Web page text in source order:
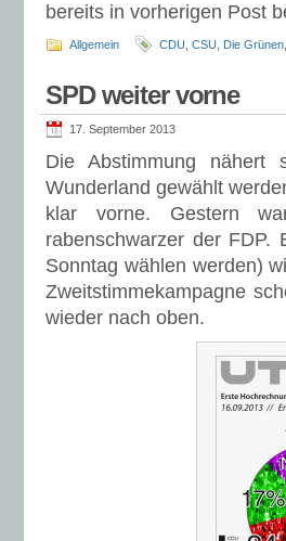
bereits in vorherigen Post
Allgemein CDU CSU Die Grünen
SPD weiter vorne
17. September 2013
Die Abstimmung
Wunderland gewählt
klar vorne. Gestern
rabenschwarzer der FDP.
Sonntag wählen werden)
Zweitstimmekampagne
wieder nach oben.